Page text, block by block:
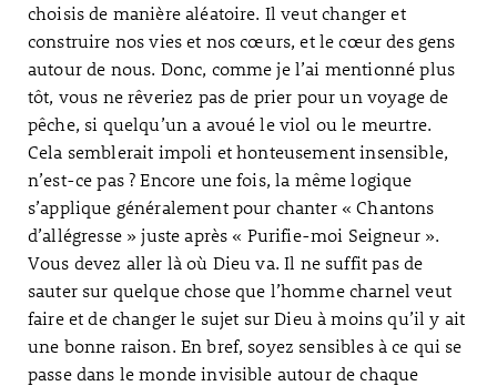
choisis de manière aléatoire. Il veut changer et
construire nos vies et nos cœurs, et le cœur des gens
autour de nous. Donc, comme je l’ai mentionné plus
tôt, vous ne rêveriez pas de prier pour un voyage de
pêche, si quelqu’un a avoué le viol ou le meurtre.
Cela semblerait impoli et honteusement insensible,
n’est-ce pas ? Encore une fois, la même logique
s’applique généralement pour chanter « Chantons
d’allégresse » juste après « Purifie-moi Seigneur ».
Vous devez aller là où Dieu va. Il ne suffit pas de
sauter sur quelque chose que l’homme charnel veut
faire et de changer le sujet sur Dieu à moins qu’il y ait
une bonne raison. En bref, soyez sensibles à ce qui se
passe dans le monde invisible autour de chaque